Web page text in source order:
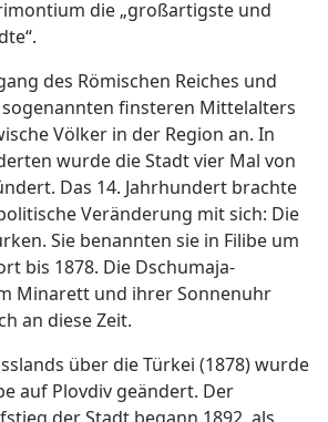
die „großartigste und
des Römischen Reiches und
finsteren Mittelalters
Völker in der Region an. In
wurde die Stadt vier Mal von
Das 14. Jahrhundert brachte
Veränderung mit sich: Die
Sie benannten sie in Filibe um
bis 1878. Die Dschumaja-
Minarett und ihrer Sonnenuhr
an diese Zeit.
über die Türkei (1878) wurde
auf Plovdiv geändert. Der